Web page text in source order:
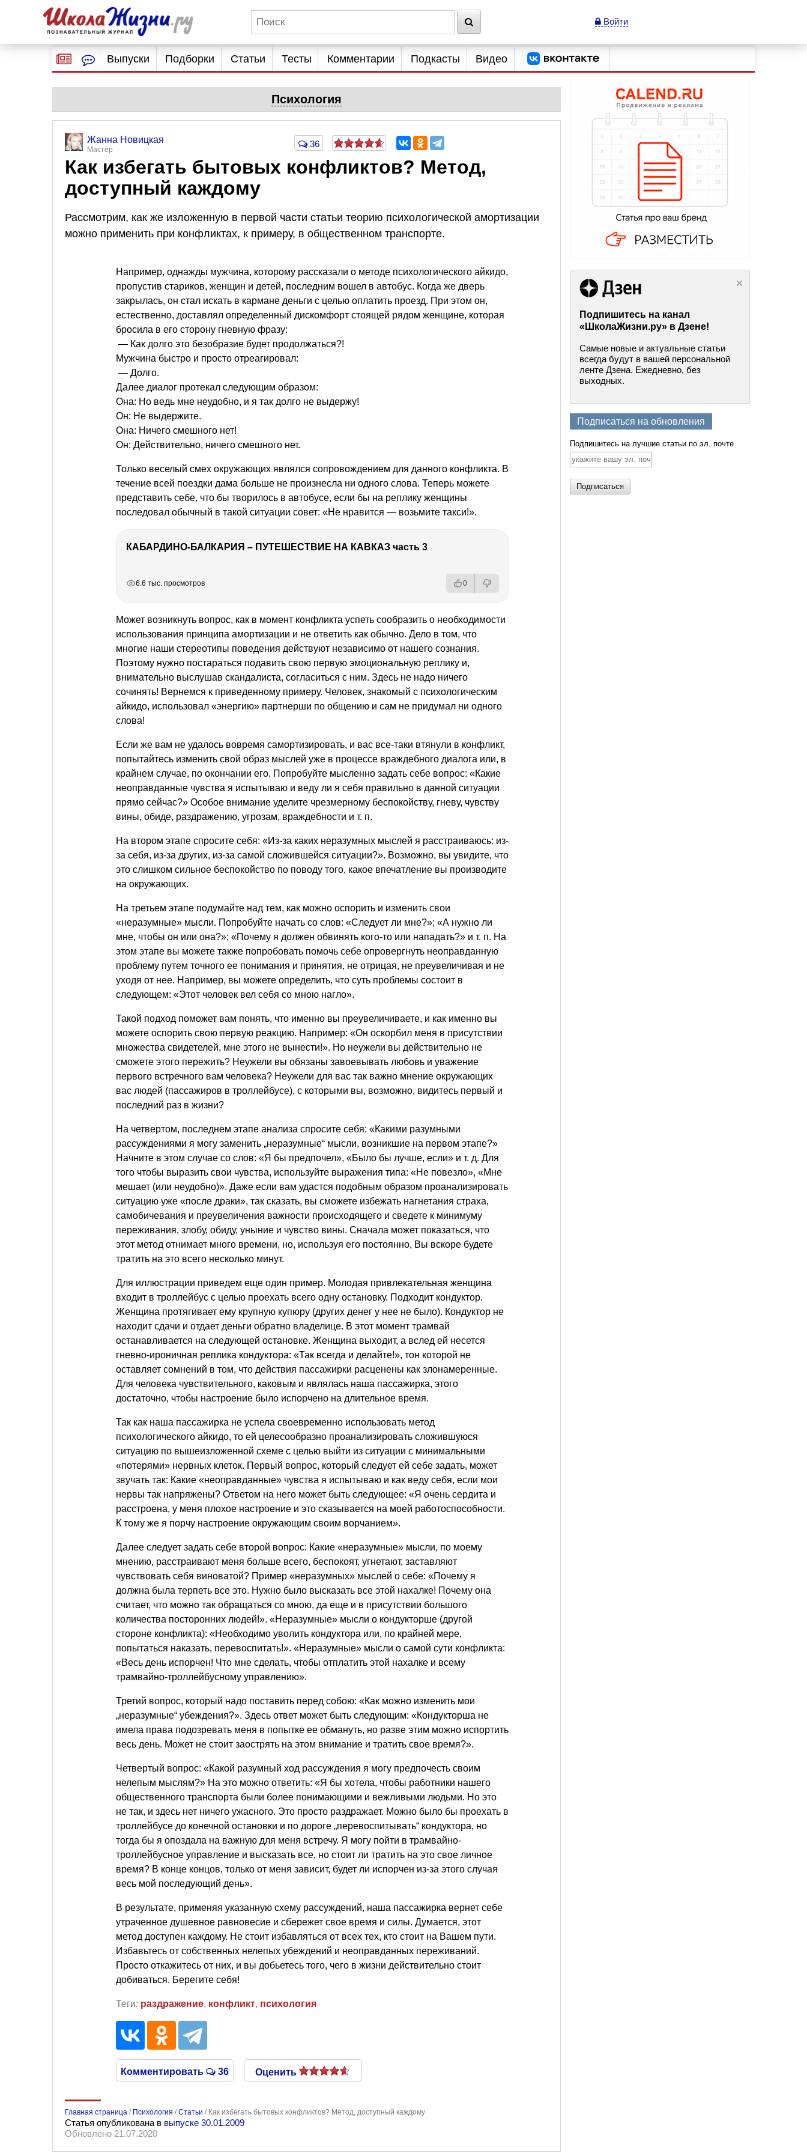
Войти
Выпуски Подборки Статьи Тесты Комментарии Подкасты Видео
Психология
Жанна Новицкая
Мастер
36
Как избегать бытовых конфликтов? Метод,
доступный каждому
Рассмотрим, как же изложенную в первой части статьи теорию психологической амортизации
можно применить при конфликтах, к примеру, в общественном транспорте.
Например, однажды мужчина, которому рассказали о методе психологического айкидо,
пропустив стариков, женщин и детей, последним вошел в автобус. Когда же дверь
закрылась, он стал искать в кармане деньги с целью оплатить проезд. При этом он,
естественно, доставлял определенный дискомфорт стоящей рядом женщине, которая
бросила в его сторону гневную фразу:
— Как долго это безобразие будет продолжаться?!
Мужчина быстро и просто отреагировал:
— Долго.
Далее диалог протекал следующим образом:
Она: Но ведь мне неудобно, и я так долго не выдержу!
Он: Не выдержите.
Она: Ничего смешного нет!
Он: Действительно, ничего смешного нет.
Только веселый смех окружающих являлся сопровождением для данного конфликта. В
течение всей поездки дама больше не произнесла ни одного слова. Теперь можете
представить себе, что бы творилось в автобусе, если бы на реплику женщины
последовал обычный в такой ситуации совет: «Не нравится — возьмите такси!».
КАБАРДИНО-БАЛКАРИЯ – ПУТЕШЕСТВИЕ НА КАВКАЗ часть 3
6.6 тыс. просмотров 0
Может возникнуть вопрос, как в момент конфликта успеть сообразить о необходимости
использования принципа амортизации и не ответить как обычно. Дело в том, что
многие наши стереотипы поведения действуют независимо от нашего сознания.
Поэтому нужно постараться подавить свою первую эмоциональную реплику и,
внимательно выслушав скандалиста, согласиться с ним. Здесь не надо ничего
сочинять! Вернемся к приведенному примеру. Человек, знакомый с психологическим
айкидо, использовал «энергию» партнерши по общению и сам не придумал ни одного
слова!
Если же вам не удалось вовремя самортизировать, и вас все-таки втянули в конфликт,
попытайтесь изменить свой образ мыслей уже в процессе враждебного диалога или, в
крайнем случае, по окончании его. Попробуйте мысленно задать себе вопрос: «Какие
неоправданные чувства я испытываю и веду ли я себя правильно в данной ситуации
прямо сейчас?» Особое внимание уделите чрезмерному беспокойству, гневу, чувству
вины, обиде, раздражению, угрозам, враждебности и т. п.
На втором этапе спросите себя: «Из-за каких неразумных мыслей я расстраиваюсь: из-
за себя, из-за других, из-за самой сложившейся ситуации?». Возможно, вы увидите, что
это слишком сильное беспокойство по поводу того, какое впечатление вы производите
на окружающих.
На третьем этапе подумайте над тем, как можно оспорить и изменить свои
«неразумные» мысли. Попробуйте начать со слов: «Следует ли мне?»; «А нужно ли
мне, чтобы он или она?»; «Почему я должен обвинять кого-то или нападать?» и т. п. На
этом этапе вы можете также попробовать помочь себе опровергнуть неоправданную
проблему путем точного ее понимания и принятия, не отрицая, не преувеличивая и не
уходя от нее. Например, вы можете определить, что суть проблемы состоит в
следующем: «Этот человек вел себя со мною нагло».
Такой подход поможет вам понять, что именно вы преувеличиваете, и как именно вы
можете оспорить свою первую реакцию. Например: «Он оскорбил меня в присутствии
множества свидетелей, мне этого не вынести!». Но неужели вы действительно не
сможете этого пережить? Неужели вы обязаны завоевывать любовь и уважение
первого встречного вам человека? Неужели для вас так важно мнение окружающих
вас людей (пассажиров в троллейбусе), с которыми вы, возможно, видитесь первый и
последний раз в жизни?
На четвертом, последнем этапе анализа спросите себя: «Какими разумными
рассуждениями я могу заменить „неразумные“ мысли, возникшие на первом этапе?»
Начните в этом случае со слов: «Я бы предпочел», «Было бы лучше, если» и т. д. Для
того чтобы выразить свои чувства, используйте выражения типа: «Не повезло», «Мне
мешает (или неудобно)». Даже если вам удастся подобным образом проанализировать
ситуацию уже «после драки», так сказать, вы сможете избежать нагнетания страха,
самобичевания и преувеличения важности происходящего и сведете к минимуму
переживания, злобу, обиду, уныние и чувство вины. Сначала может показаться, что
этот метод отнимает много времени, но, используя его постоянно, Вы вскоре будете
тратить на это всего несколько минут.
Для иллюстрации приведем еще один пример. Молодая привлекательная женщина
входит в троллейбус с целью проехать всего одну остановку. Подходит кондуктор.
Женщина протягивает ему крупную купюру (других денег у нее не было). Кондуктор не
находит сдачи и отдает деньги обратно владелице. В этот момент трамвай
останавливается на следующей остановке. Женщина выходит, а вслед ей несется
гневно-ироничная реплика кондуктора: «Так всегда и делайте!», тон которой не
оставляет сомнений в том, что действия пассажирки расценены как злонамеренные.
Для человека чувствительного, каковым и являлась наша пассажирка, этого
достаточно, чтобы настроение было испорчено на длительное время.
Так как наша пассажирка не успела своевременно использовать метод
психологического айкидо, то ей целесообразно проанализировать сложившуюся
ситуацию по вышеизложенной схеме с целью выйти из ситуации с минимальными
«потерями» нервных клеток. Первый вопрос, который следует ей себе задать, может
звучать так: Какие «неоправданные» чувства я испытываю и как веду себя, если мои
нервы так напряжены? Ответом на него может быть следующее: «Я очень сердита и
расстроена, у меня плохое настроение и это сказывается на моей работоспособности.
К тому же я порчу настроение окружающим своим ворчанием».
Далее следует задать себе второй вопрос: Какие «неразумные» мысли, по моему
мнению, расстраивают меня больше всего, беспокоят, угнетают, заставляют
чувствовать себя виноватой? Пример «неразумных» мыслей о себе: «Почему я
должна была терпеть все это. Нужно было высказать все этой нахалке! Почему она
считает, что можно так обращаться со мною, да еще и в присутствии большого
количества посторонних людей!». «Неразумные» мысли о кондукторше (другой
стороне конфликта): «Необходимо уволить кондуктора или, по крайней мере,
попытаться наказать, перевоспитать!». «Неразумные» мысли о самой сути конфликта:
«Весь день испорчен! Что мне сделать, чтобы отплатить этой нахалке и всему
трамвайно-троллейбусному управлению».
Третий вопрос, который надо поставить перед собою: «Как можно изменить мои
„неразумные“ убеждения?». Здесь ответ может быть следующим: «Кондукторша не
имела права подозревать меня в попытке ее обмануть, но разве этим можно испортить
весь день. Может не стоит заострять на этом внимание и тратить свое время?».
Четвертый вопрос: «Какой разумный ход рассуждения я могу предпочесть своим
нелепым мыслям?» На это можно ответить: «Я бы хотела, чтобы работники нашего
общественного транспорта были более понимающими и вежливыми людьми. Но это
не так, и здесь нет ничего ужасного. Это просто раздражает. Можно было бы проехать в
троллейбусе до конечной остановки и по дороге „перевоспитывать“ кондуктора, но
тогда бы я опоздала на важную для меня встречу. Я могу пойти в трамвайно-
троллейбусное управление и высказать все, но стоит ли тратить на это свое личное
время? В конце концов, только от меня зависит, будет ли испорчен из-за этого случая
весь мой последующий день».
В результате, применяя указанную схему рассуждений, наша пассажирка вернет себе
утраченное душевное равновесие и сбережет свое время и силы. Думается, этот
метод доступен каждому. Не стоит избавляться от всех тех, кто стоит на Вашем пути.
Избавьтесь от собственных нелепых убеждений и неоправданных переживаний.
Просто откажитесь от них, и вы добьетесь того, чего в жизни действительно стоит
добиваться. Берегите себя!
Теги: раздражение, конфликт, психология
Комментировать 36 Оценить
Главная страница / Психология /Статьи / Как избегать бытовых конфликтов? Метод, доступный каждому
Статья опубликована в выпуске 30.01.2009
Обновлено 21.07.2020
Подпишитесь на канал
«ШколаЖизни.ру» в Дзене!
Самые новые и актуальные статьи
всегда будут в вашей персональной
ленте Дзена. Ежедневно, без
выходных.
Подписаться на обновления
Подпишитесь на лучшие статьи по эл. почте